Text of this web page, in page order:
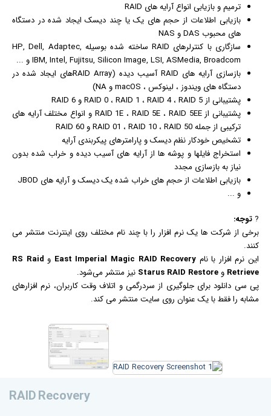
ترمیم و بازیابی انواع آرایه های RAID
بازیابی اطلاعات از حجم های یک یا چند دیسک ایجاد شده در دستگاه
های محبوب DAS و NAS
سازگاری با کنترلرهای RAID ساخته شده بوسیله HP, Dell, Adaptec,
IBM, Intel, Fujitsu, Silicon Image, LSI, ASMedia, Broadcom و ...
بازسازی آرایه های RAID آسیب دیده (RAID Arrayهای ایجاد شده در
دستگاه های ویندوز، لینوکس ، macOS و NA)
پشتیبانی از RAID 0 ، RAID 1 ، RAID 4 ، RAID 5 و RAID 6
پشتیبانی از RAID 1E ، RAID 5E ، RAID 5EE و انواع مختلف آرایه های
ترکیبی از جمله RAID 01 ، RAID 10 ، RAID 50 و RAID 60
تشخیص خودکار نظم دیسک و پارامترهای پیکربندی آرایه
استخراج فایلها و پوشه ها از آرایه های آسیب دیده و خراب شده بدون
نیاز به بازسازی مجدد
بازیابی اطلاعات از حجم های خراب شده یک دیسک و آرایه های JBOD
و ...
? توجه:
برخی از شرکت ها یک نرم افزار را با چند نام مختلف روی اینترنت منتشر می
کنند.
این نرم افزار با نام East Imperial Magic RAID Recovery و RS Raid
Retrieve و Starus RAID Restore نیز منتشر می‌شود.
پی سی دانلود برای جلوگیری از سردرگمی و اتلاف وقت کاربران، نرم افزارهای
مشابه را فقط با یک عنوان روی سایت منتشر می کند.
RAID Recovery